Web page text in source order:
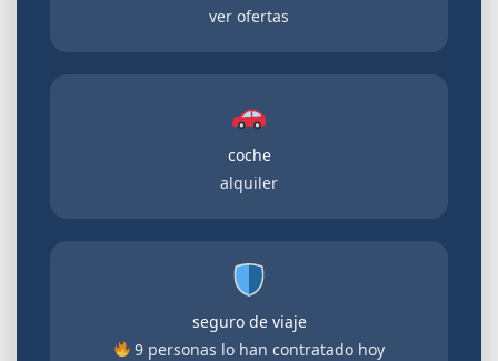
ver ofertas
coche
alquiler
seguro de viaje
9 personas lo han contratado hoy